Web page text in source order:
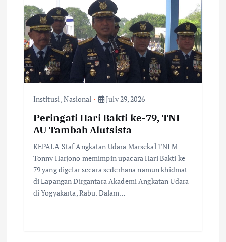
g
a
t
Institusi,Nasional July 29, 2026
Peringati Hari Bakti ke-79, TNI
AU Tambah Alutsista
KEPALA Staf Angkatan Udara Marsekal TNI M
Tonny Harjono memimpin upacara Hari Bakti ke-
79 yang digelar secara sederhana namun khidmat
di Lapangan Dirgantara Akademi Angkatan Udara
di Yogyakarta, Rabu. Dalam…